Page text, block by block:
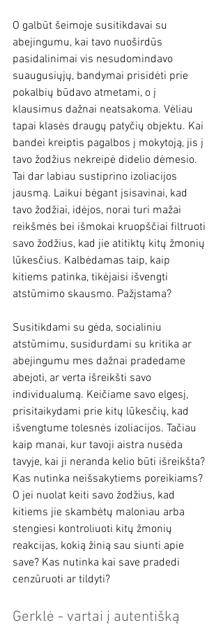
O galbūt šeimoje susitikdavai su
abejingumu, kai tavo nuoširdūs
pasidalinimai vis nesudomindavo
suaugusiųjų, bandymai prisidėti prie
pokalbių būdavo atmetami, o į
klausimus dažnai neatsakoma. Vėliau
tapai klasės draugų patyčių objektu. Kai
bandei kreiptis pagalbos į mokytoją, jis į
tavo žodžius nekreipė didelio dėmesio.
Tai dar labiau sustiprino izoliacijos
jausmą. Laikui bėgant įsisavinai, kad
tavo žodžiai, idėjos, norai turi mažai
reikšmės bei išmokai kruopščiai filtruoti
savo žodžius, kad jie atitiktų kitų žmonių
lūkesčius. Kalbėdamas taip, kaip
kitiems patinka, tikėjaisi išvengti
atstūmimo skausmo. Pažįstama?
Susitikdami su gėda, socialiniu
atstūmimu, susidurdami su kritika ar
abejingumu mes dažnai pradedame
abejoti, ar verta išreikšti savo
individualumą. Keičiame savo elgesį,
prisitaikydami prie kitų lūkesčių, kad
išvengtume tolesnės izoliacijos. Tačiau
kaip manai, kur tavoji aistra nusėda
tavyje, kai ji neranda kelio būti išreikšta?
Kas nutinka neišsakytiems poreikiams?
O jei nuolat keiti savo žodžius, kad
kitiems jie skambėtų maloniau arba
stengiesi kontroliuoti kitų žmonių
reakcijas, kokią žinią sau siunti apie
save? Kas nutinka kai save pradedi
cenzūruoti ar tildyti?
Gerklė - vartai į autentišką